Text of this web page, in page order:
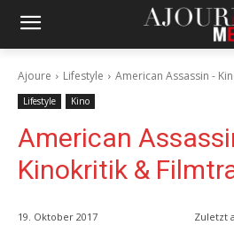
Ajoure Lifestyle American Assassin -
Lifestyle Kino
American
Kinokritik &
19. Oktober 2017 Zuletzt